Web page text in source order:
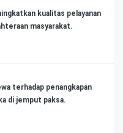
kualitas pelayanan
masyarakat.
terhadap penangkapan
di jemput paksa.